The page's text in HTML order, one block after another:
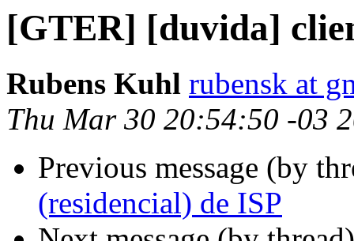
[GTER] [duvida]
Rubens Kuhl rubensk at
Thu Mar 30 20:54:50 -03
Previous message (by
(residencial) de ISP